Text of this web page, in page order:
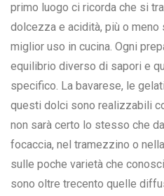
primo luogo ci ricorda che si
dolcezza e acidità, più o
miglior uso in cucina. Ogni
equilibrio diverso di sapori e
specifico. La bavarese, le
questi dolci sono realizzabili
non sarà certo lo stesso che
focaccia, nel tramezzino o
sulle poche varietà che
sono oltre trecento quelle